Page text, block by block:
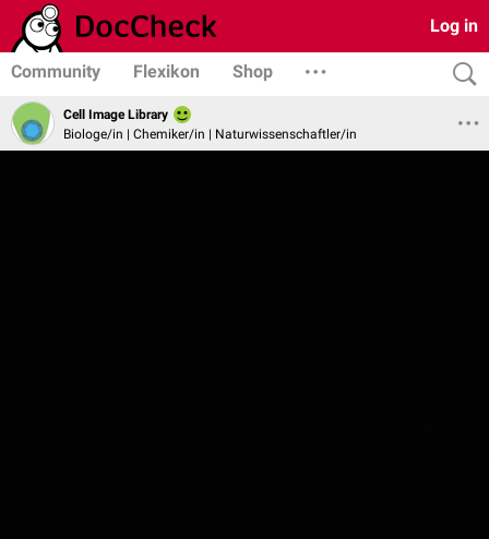
Log in
Community Flexikon Shop
Cell Image Library
Biologe/in | Chemiker/in | Naturwissenschaftler/in